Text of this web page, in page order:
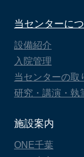
当センターに
設備紹介
入院管理
当センターの取
研究・講演・執
施設案内
ONE千葉